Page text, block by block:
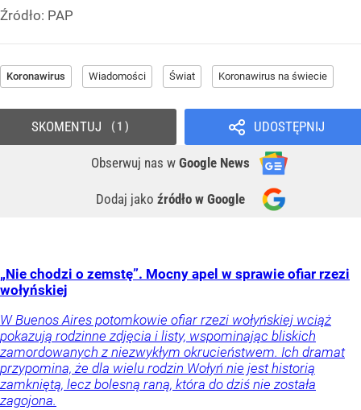
Źródło: PAP
Koronawirus Wiadomości Świat Koronawirus na świecie
UDOSTĘPNIJ
Obserwuj nas w Google News
Dodaj jako źródło w Google
SKOMENTUJ 1
„Nie chodzi o zemstę”. Mocny apel w sprawie ofiar rzezi
wołyńskiej
W Buenos Aires potomkowie ofiar rzezi wołyńskiej wciąż
pokazują rodzinne zdjęcia i listy, wspominając bliskich
zamordowanych z niezwykłym okrucieństwem. Ich dramat
przypomina, że dla wielu rodzin Wołyń nie jest historią
zamkniętą, lecz bolesną raną, która do dziś nie została
zagojona.